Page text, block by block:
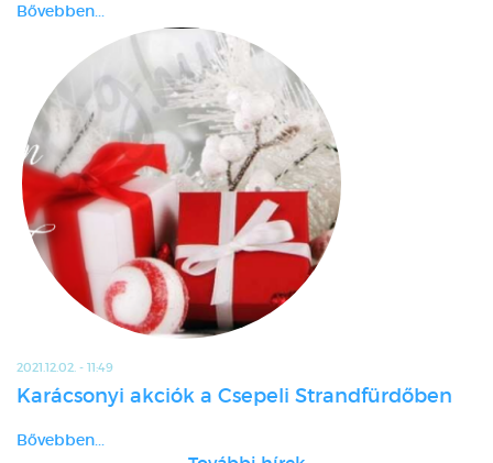
Bővebben...
2021.12.02. - 11:49
Karácsonyi akciók a Csepeli Strandfürdőben
Bővebben...